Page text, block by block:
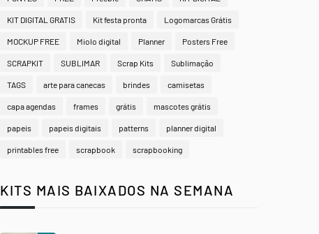
KIT DIGITAL GRATIS Kit festa pronta Logomarcas Grátis
MOCKUP FREE Miolo digital Planner Posters Free
SCRAPKIT SUBLIMAR Scrap Kits Sublimação
TAGS arte para canecas brindes camisetas
capa agendas frames grátis mascotes grátis
papeis papeis digitais patterns planner digital
printables free scrapbook scrapbooking
KITS MAIS BAIXADOS NA SEMANA